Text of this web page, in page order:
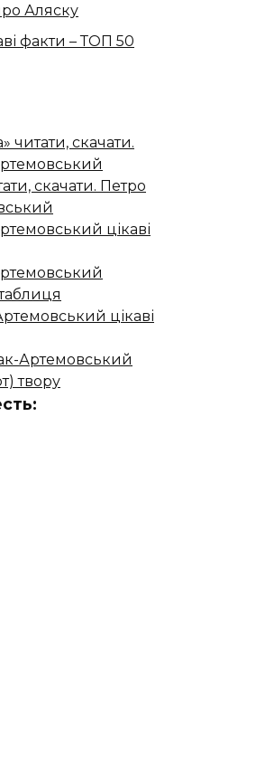
Аляску
факти – ТОП 50
читати, скачати.
скачати. Петро
цікаві
цікаві
Артемовський
твору